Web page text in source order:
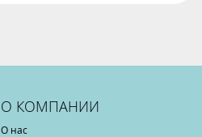
О КОМПАНИИ
О нас